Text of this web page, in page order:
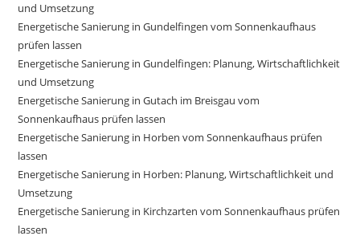
und Umsetzung
Energetische Sanierung in Gundelfingen vom Sonnenkaufhaus
prüfen lassen
Energetische Sanierung in Gundelfingen: Planung, Wirtschaftlichkeit
und Umsetzung
Energetische Sanierung in Gutach im Breisgau vom
Sonnenkaufhaus prüfen lassen
Energetische Sanierung in Horben vom Sonnenkaufhaus prüfen
lassen
Energetische Sanierung in Horben: Planung, Wirtschaftlichkeit und
Umsetzung
Energetische Sanierung in Kirchzarten vom Sonnenkaufhaus prüfen
lassen